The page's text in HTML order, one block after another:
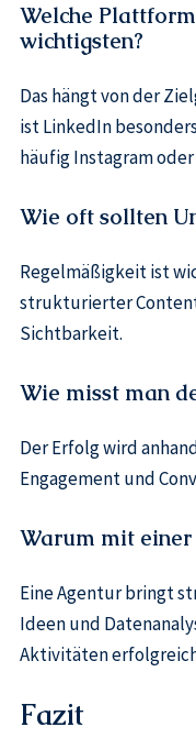
Welche
wichtigsten?
Das hängt von der
ist LinkedIn
häufig Instagram
Wie oft sollten
Regelmäßigkeit ist
strukturierter
Sichtbarkeit.
Wie misst man
Der Erfolg wird
Engagement und
Warum mit
Eine Agentur bringt
Ideen und
Aktivitäten
Fazit